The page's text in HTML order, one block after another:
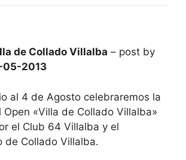
de Collado Villalba – post by
05-2013
al 4 de Agosto celebraremos la
Open «Villa de Collado Villalba»
el Club 64 Villalba y el
de Collado Villalba.